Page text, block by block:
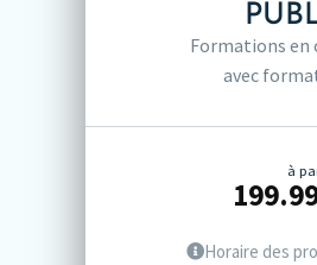
Formations en
avec
à
Horaire des